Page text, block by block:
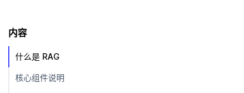
内容
什么是 RAG
核心组件说明